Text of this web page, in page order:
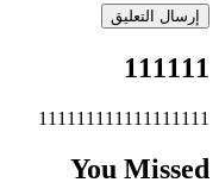
111111
111111111111111111
You Missed